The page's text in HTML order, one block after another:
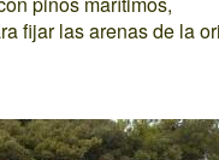
fijar las arenas de la